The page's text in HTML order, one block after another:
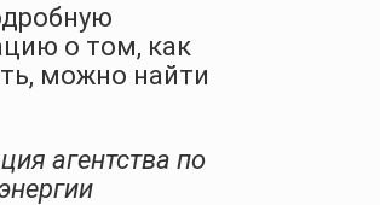
о том, как
можно найти
агентства по